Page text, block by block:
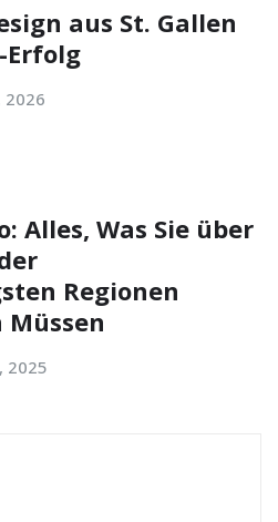
aus St. Gallen
2026
Alles, Was Sie über
Regionen
Müssen
2025